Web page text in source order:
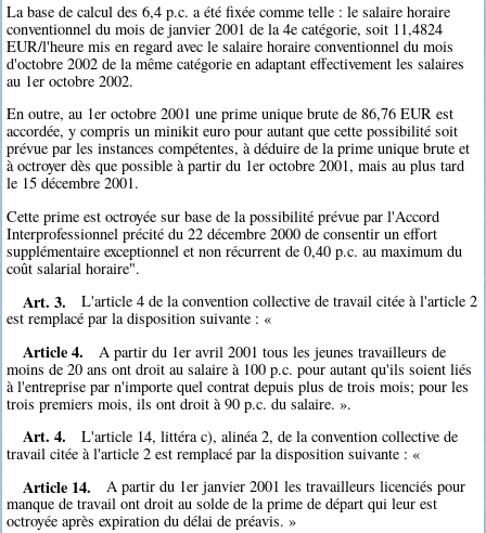
La base de calcul des 6,4 p.c. a été fixée comme telle : le salaire horaire
conventionnel du mois de janvier 2001 de la 4e catégorie, soit 11,4824
EUR/l'heure mis en regard avec le salaire horaire conventionnel du mois
d'octobre 2002 de la même catégorie en adaptant effectivement les salaires
au 1er octobre 2002.
En outre, au 1er octobre 2001 une prime unique brute de 86,76 EUR est
accordée, y compris un minikit euro pour autant que cette possibilité soit
prévue par les instances compétentes, à déduire de la prime unique brute et
à octroyer dès que possible à partir du 1er octobre 2001, mais au plus tard
le 15 décembre 2001.
Cette prime est octroyée sur base de la possibilité prévue par l'Accord
Interprofessionnel précité du 22 décembre 2000 de consentir un effort
supplémentaire exceptionnel et non récurrent de 0,40 p.c. au maximum du
coût salarial horaire".
Art. 3.
L'article 4 de la convention collective de travail citée à l'article 2
est remplacé par la disposition suivante : «
Article 4.
A partir du 1er avril 2001 tous les jeunes travailleurs de
moins de 20 ans ont droit au salaire à 100 p.c. pour autant qu'ils soient liés
à l'entreprise par n'importe quel contrat depuis plus de trois mois; pour les
trois premiers mois, ils ont droit à 90 p.c. du salaire. ».
Art. 4.
L'article 14, littéra c), alinéa 2, de la convention collective de
travail citée à l'article 2 est remplacé par la disposition suivante : «
Article 14.
A partir du 1er janvier 2001 les travailleurs licenciés pour
manque de travail ont droit au solde de la prime de départ qui leur est
octroyée après expiration du délai de préavis. »